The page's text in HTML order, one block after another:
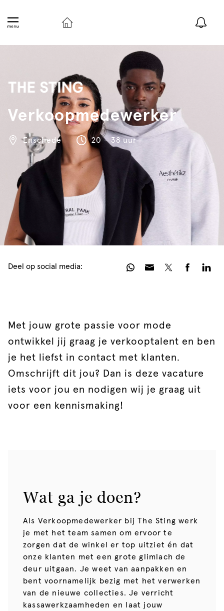
Verkoopmedewerker
Enschede 20 - 38 uur
Deel op social media:
Met jouw grote passie voor mode
ontwikkel jij graag je verkooptalent en ben
je het liefst in contact met klanten.
Omschrijft dit jou? Dan is deze vacature
iets voor jou en nodigen wij je graag uit
voor een kennismaking!
Wat ga je doen?
Als Verkoopmedewerker bij The Sting werk
je met het team samen om ervoor te
zorgen dat de winkel er top uitziet én dat
onze klanten met een grote glimlach de
deur uitgaan. Je weet van aanpakken en
bent voornamelijk bezig met het verwerken
van de nieuwe collecties. Je verricht
kassawerkzaamheden en laat jouw